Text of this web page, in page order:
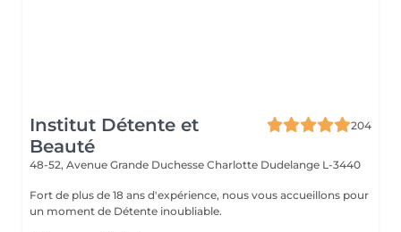
Institut Détente et
Beauté
204
48-52, Avenue Grande Duchesse Charlotte Dudelange L-3440
Fort de plus de 18 ans d'expérience, nous vous accueillons pour
un moment de Détente inoubliable.